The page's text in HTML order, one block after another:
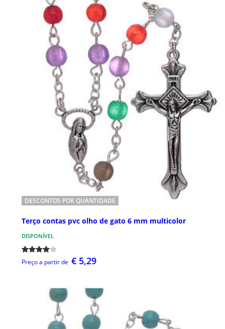
DESCONTOS POR QUANTIDADE
Terço contas pvc olho de gato 6 mm multicolor
DISPONÍVEL
Preço a partir de € 5,29